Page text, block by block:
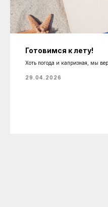
Готовимся к лету!
Хоть погода и капризная, мы
29.04.2026